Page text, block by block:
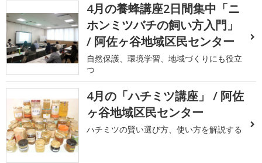
4月の養蜂講座2日間集中「ニ
ホンミツバチの飼い方入門」
/ 阿佐ヶ谷地域区民センター
自然保護、環境学習、地域づくりにも役立
つ
4月の「ハチミツ講座」 / 阿佐
ヶ谷地域区民センター
ハチミツの賢い選び方、使い方を解説する